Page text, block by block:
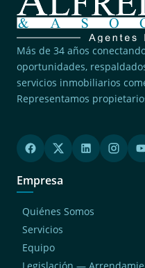
Más de 34 años
oportunidades,
servicios inmobiliarios
Representamos
Empresa
Quiénes Somos
Servicios
Equipo